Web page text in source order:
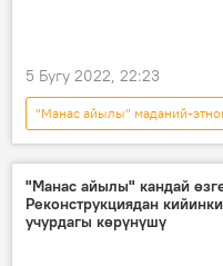
5 Бугу 2022, 22:23
"Манас айылы" маданий-
Кыргызстан
коркутуу
"Манас айылы" кандай
Реконструкциядан
учурдагы көрүнүшү